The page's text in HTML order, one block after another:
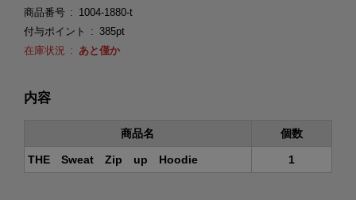
商品番号
1004-1880-t
付与ポイント
385pt
在庫状況
あと僅か
内容
商品名 個数
THE Sweat Zip up Hoodie 1